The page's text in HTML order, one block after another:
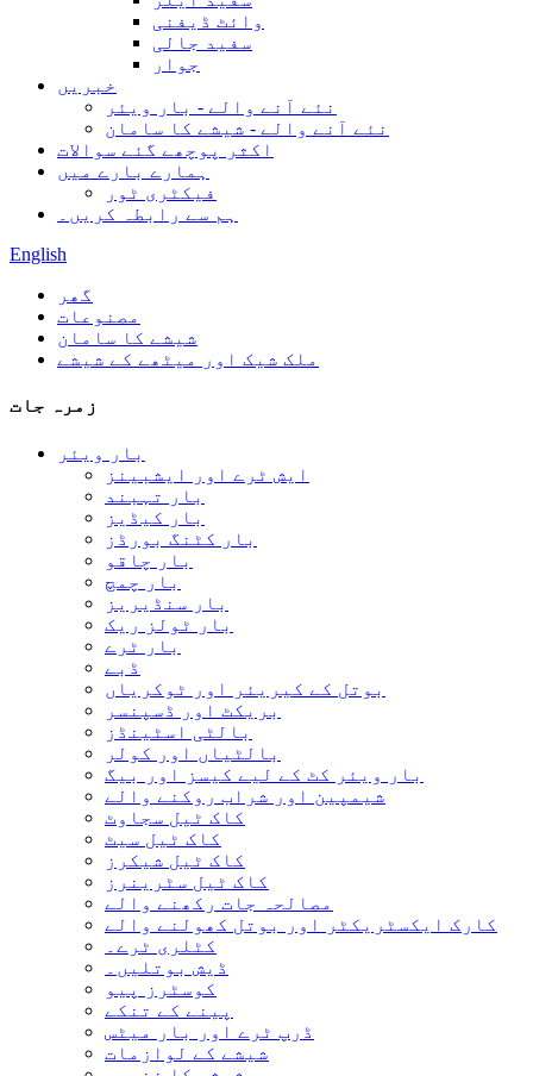
وائٹ ڈیفنی
سفید جالی
جوار
خبریں
نئے آنے والے - بار ویئر
نئے آنے والے - شیشے کا سامان
اکثر پوچھے گئے سوالات
ہمارے بارے میں
فیکٹری ٹور
ہم سے رابطہ کریں۔
English
گھر
مصنوعات
شیشے کا سامان
ملک شیک اور میٹھے کے شیشے
زمرہ جات
بار ویئر
ایش ٹرے اور ایشبینز
بار تہبند
بار کیڈیز
بار کٹنگ بورڈز
بار چاقو
بار چمچ
بار سنڈیریز
بار ٹولز ریک
بار ٹرے
ڈبے
بوتل کے کیریئر اور ٹوکریاں
بریکٹ اور ڈسپنسر
بالٹی اسٹینڈز
بالٹیاں اور کولر
بار ویئر کٹ کے لیے کیسز اور بیگ
شیمپین اور شراب روکنے والے
کاک ٹیل سجاوٹ
کاک ٹیل سیٹ
کاک ٹیل شیکرز
کاک ٹیل سٹرینرز
مصالحہ جات رکھنے والے
کارک ایکسٹریکٹر اور بوتل کھولنے والے
کٹلری ٹرے۔
ڈیش بوتلیں۔
کوسٹرز پیو
پینے کے تنکے
ڈرپ ٹرے اور بار میٹس
شیشے کے لوازمات